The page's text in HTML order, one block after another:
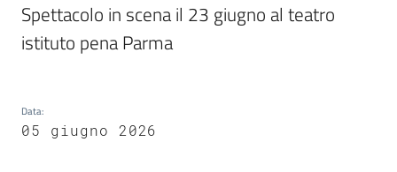
Segnalazioni
Spettacolo in scena il 23 giugno al teatro
istituto pena Parma
Data:
05 giugno 2026